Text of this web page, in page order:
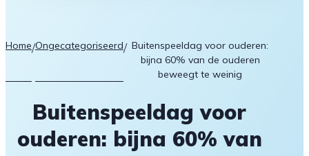
Home/Ongecategoriseerd/ Buitenspeeldag voor ouderen:
bijna 60% van de ouderen
beweegt te weinig
Buitenspeeldag voor
ouderen: bijna 60% van